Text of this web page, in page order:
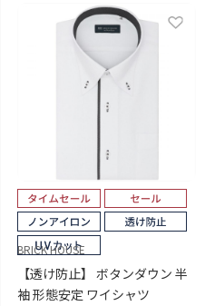
BRICK HOUSE
【透け防止】 ボタンダウン 半
袖 形態安定 ワイシャツ